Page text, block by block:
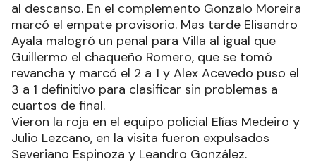
al descanso. En el complemento Gonzalo Moreira
marcó el empate provisorio. Mas tarde Elisandro
Ayala malogró un penal para Villa al igual que
Guillermo el chaqueño Romero, que se tomó
revancha y marcó el 2 a 1 y Alex Acevedo puso el
3 a 1 definitivo para clasificar sin problemas a
cuartos de final.
Vieron la roja en el equipo policial Elías Medeiro y
Julio Lezcano, en la visita fueron expulsados
Severiano Espinoza y Leandro González.